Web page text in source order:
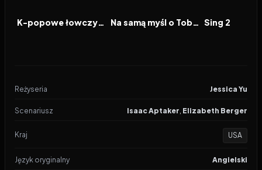
FILM K-popowe łowczynie demonów FILM Na samą myśl o Tobie FILM
Sing 2
Reżyseria Jessica Yu
Scenariusz Isaac Aptaker, Elizabeth Berger
Kraj USA
Język oryginalny Angielski